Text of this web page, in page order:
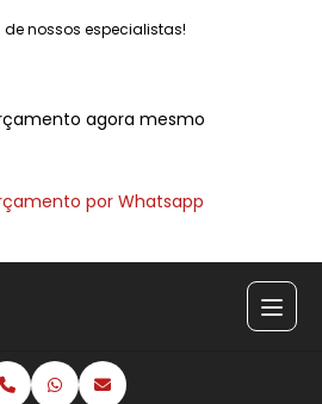
nossos especialistas!
agora mesmo
por Whatsapp